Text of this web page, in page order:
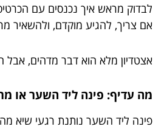
לבדוק מראש איך נכנסים עם
אם צריך, להגיע מוקדם, ולהשאיר
אצטדיון מלא הוא דבר מדהים, אבל
מה עדיף: פינה ליד השער או
פינה ליד השער נותנת רגעי שיא